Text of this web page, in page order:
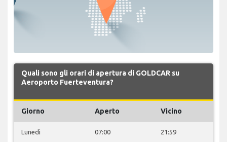
Quali sono gli orari di apertura di GOLDCAR su
Aeroporto Fuerteventura?
Giorno Aperto Vicino
Lunedi 07:00 21:59